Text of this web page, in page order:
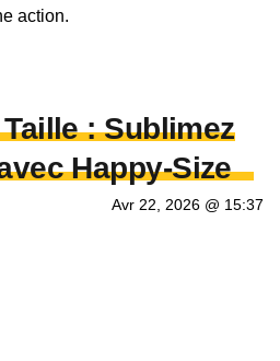
action.
: Sublimez
Happy-Size
Avr 22, 2026 @ 15:37